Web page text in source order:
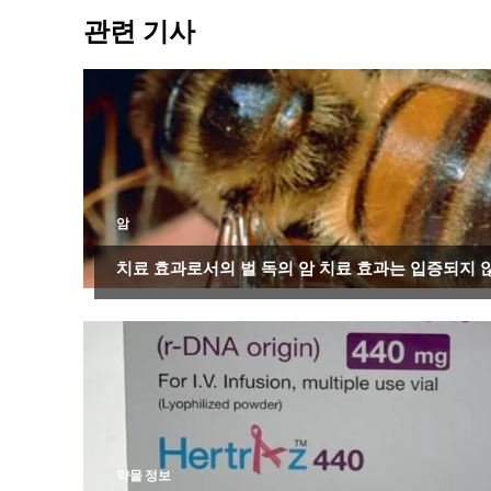
관련 기사
암
치료 효과로서의 벌 독의 암 치료 효과는 입증되지
약물 정보